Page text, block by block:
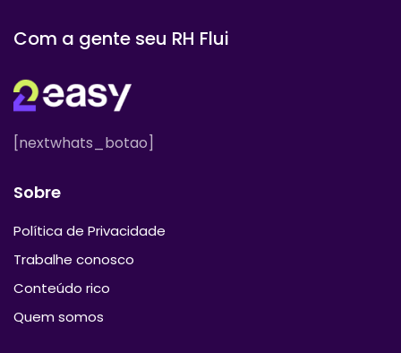
Com a gente seu RH Flui
[nextwhats_botao]
Sobre
Política de Privacidade
Trabalhe conosco
Conteúdo rico
Quem somos